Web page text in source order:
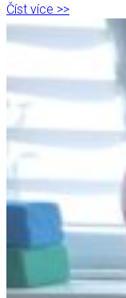
Číst více >>